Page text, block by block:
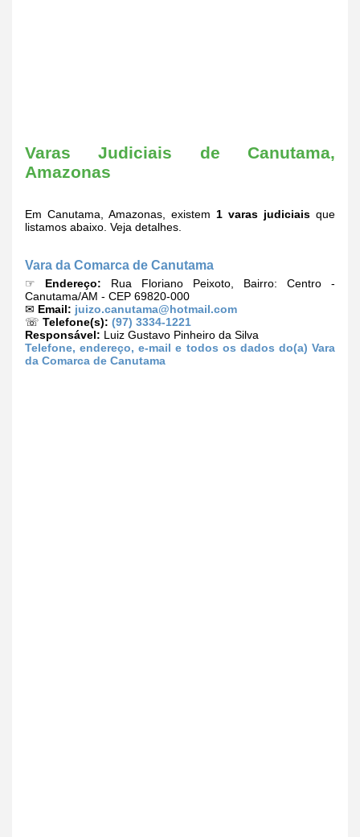
Varas Judiciais de Canutama,
Amazonas
Em Canutama, Amazonas, existem 1 varas judiciais que
listamos abaixo. Veja detalhes.
Vara da Comarca de Canutama
☞ Endereço: Rua Floriano Peixoto, Bairro: Centro -
Canutama/AM - CEP 69820-000
✉ Email: juizo.canutama@hotmail.com
☏ Telefone(s): (97) 3334-1221
Responsável: Luiz Gustavo Pinheiro da Silva
Telefone, endereço, e-mail e todos os dados do(a) Vara
da Comarca de Canutama